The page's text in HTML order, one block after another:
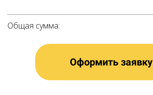
Общая сумма:
Оформить заявку